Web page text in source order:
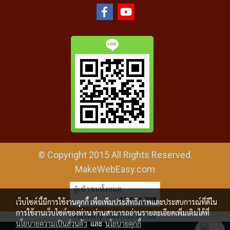
© Copyright 2015 All Rights Reserved.
MakeWebEasy.com
ผู้เข้าชมทั้งหมด
12,094,708
Powered byMakeWebEasy.com
เว็บไซต์นี้มีการใช้งานคุกกี้ เพื่อเพิ่มประสิทธิภาพและประสบการณ์ที่ดีใน
การใช้งานเว็บไซต์ของท่าน ท่านสามารถอ่านรายละเอียดเพิ่มเติมได้ที่
นโยบายความเป็นส่วนตัวและนโยบายคุกกี้